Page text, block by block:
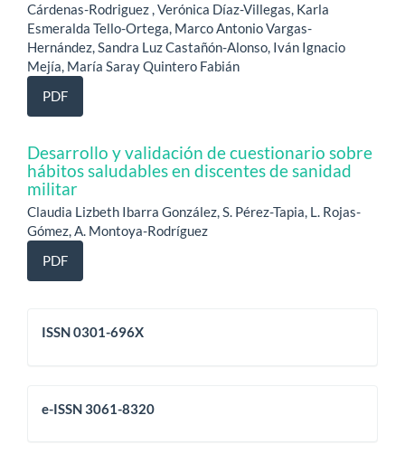
Cárdenas-Rodriguez , Verónica Díaz-Villegas, Karla
Esmeralda Tello-Ortega, Marco Antonio Vargas-
Hernández, Sandra Luz Castañón-Alonso, Iván Ignacio
Mejía, María Saray Quintero Fabián
PDF
Desarrollo y validación de cuestionario sobre
hábitos saludables en discentes de sanidad
militar
Claudia Lizbeth Ibarra González, S. Pérez-Tapia, L. Rojas-
Gómez, A. Montoya-Rodríguez
PDF
issn
ISSN 0301-696X
eissn
e-ISSN 3061-8320